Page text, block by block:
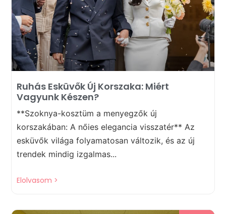
Ruhás Esküvők Új Korszaka: Miért
Vagyunk Készen?
**Szoknya-kosztüm a menyegzők új
korszakában: A nőies elegancia visszatér** Az
esküvők világa folyamatosan változik, és az új
trendek mindig izgalmas...
Elolvasom >